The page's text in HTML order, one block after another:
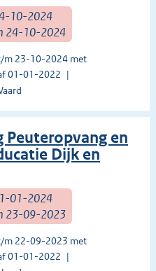
10-2024
24-10-2024
m 23-10-2024 met
01-01-2022
Peuteropvang en
Dijk en
01-2024
23-09-2023
m 22-09-2023 met
01-01-2022